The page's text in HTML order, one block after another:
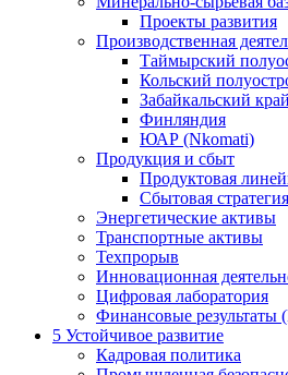
Проекты развития
Производственная
Таймырский
Кольский
Забайкальский край
Финляндия
ЮАР (Nkomati)
Продукция и сбыт
Продуктовая
Сбытовая стратегия
Энергетические активы
Транспортные активы
Техпрорыв
Инновационная
Цифровая лаборатория
Финансовые результаты
5 Устойчивое развитие
Кадровая политика